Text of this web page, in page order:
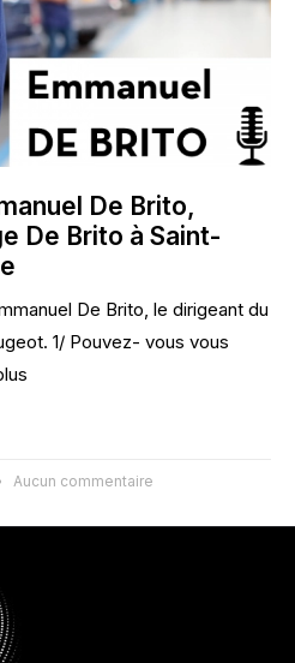
De Brito,
De Brito à Saint-
De Brito, le dirigeant du
1/ Pouvez- vous vous
Aucun commentaire